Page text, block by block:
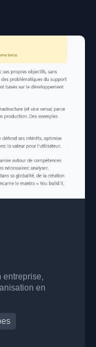
entreprise,
en